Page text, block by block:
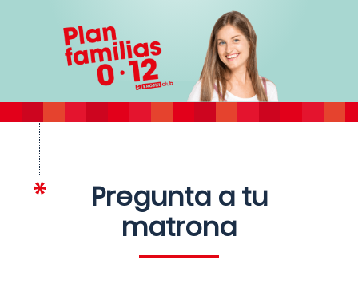
Pregunta a tu
matrona